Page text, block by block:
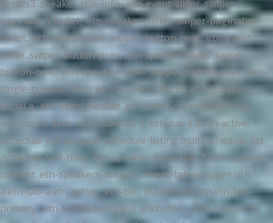
details3 .speaker-title-info, .etn-event-slider .swiper-
pagination-bullet, .etn-speaker-slider .swiper-pagination-
bullet, .etn-event-slider .swiper-button-next, .etn-event-
slider .swiper-button-prev, .etn-speaker-slider .swiper-
button-next, .etn-speaker-slider .swiper-button-prev, .etn-
single-speaker-item .etn-speaker-thumb .etn-speakers-
social a, .etn-event-header .etn-event-countdown-wrap
.etn-count-item, .schedule-tab-1 .etn-nav li a.etn-active,
.schedule-list-wrapper .schedule-listing.multi-schedule-list
.schedule-slot-time, .etn-speaker-item.style-3 .etn-speaker-
content .etn-speakers-social a, .event-tab-wrapper ul li
a.etn-tab-a.etn-active, .etn-btn, button.etn-btn.etn-btn-
primary, .etn-schedule-style-3 ul li:before, .etn-zoom-btn,